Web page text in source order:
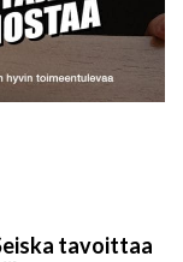
tavoittaa